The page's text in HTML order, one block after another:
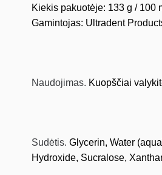
Kiekis pakuotėje: 133 g / 100
Gamintojas: Ultradent
Naudojimas. Kuopščiai
Sudėtis. Glycerin, Water
Hydroxide, Sucralose,